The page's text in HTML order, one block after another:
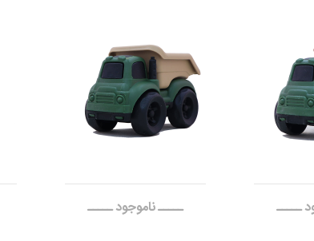
ـــــ ناموجود ـــــ ـــــ